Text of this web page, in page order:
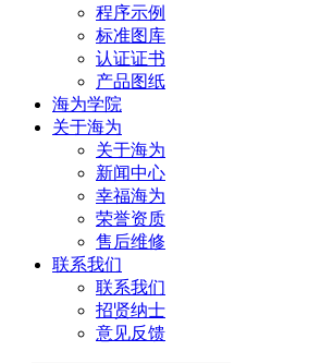
程序示例
标准图库
认证证书
产品图纸
海为学院
关于海为
关于海为
新闻中心
幸福海为
荣誉资质
售后维修
联系我们
联系我们
招贤纳士
意见反馈